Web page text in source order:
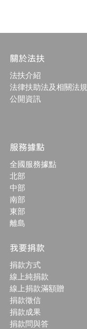
關於法扶
法扶介紹
法律扶助法及相關法規
公開資訊
服務據點
全國服務據點
北部
中部
南部
東部
離島
我要捐款
捐款方式
線上純捐款
線上捐款滿額贈
捐款徵信
捐款成果
捐款問與答